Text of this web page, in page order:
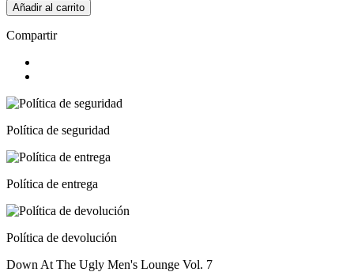
Añadir al carrito
Compartir
Política de seguridad
Política de entrega
Política de devolución
Down At The Ugly Men's Lounge Vol. 7